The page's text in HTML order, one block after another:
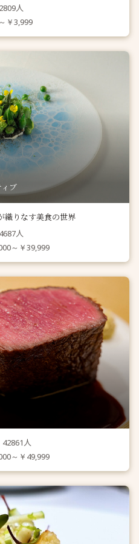
2809人
￥3,999
ブ
織りなす美食の世界
4687人
～￥39,999
42861 人
～￥49,999